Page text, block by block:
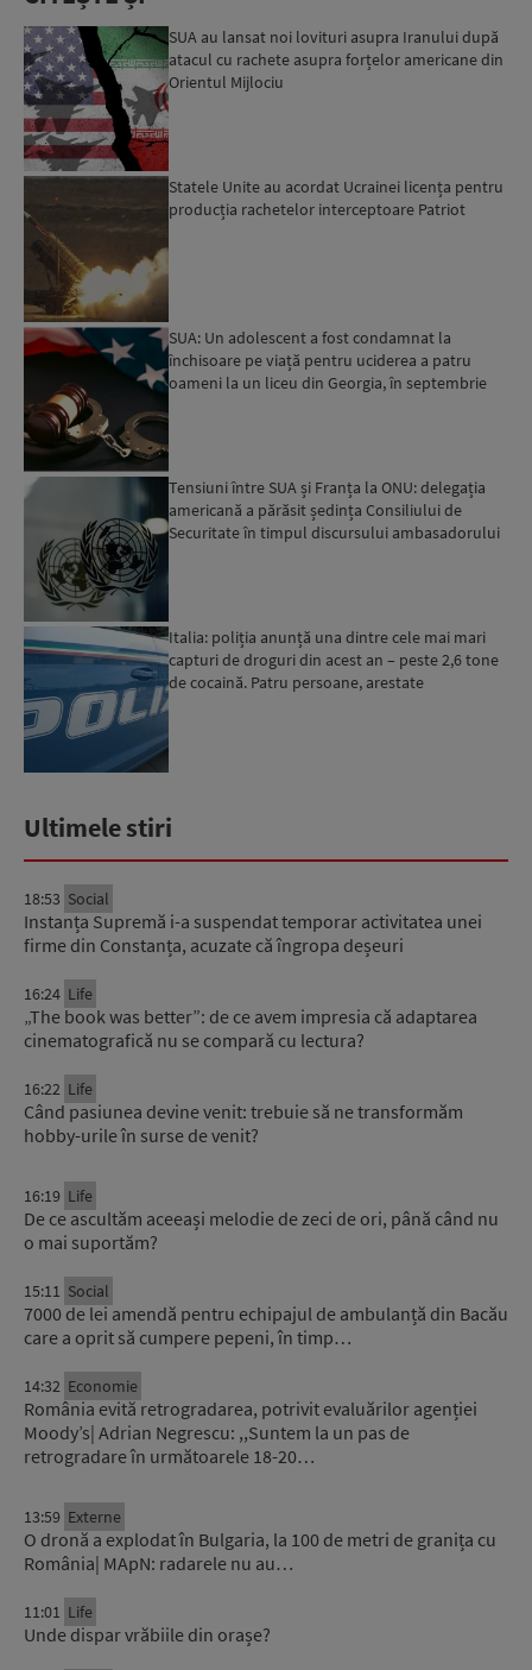
SUA au lansat noi lovituri asupra Iranului după
atacul cu rachete asupra forțelor americane din
Orientul Mijlociu
Statele Unite au acordat Ucrainei licența pentru
producția rachetelor interceptoare Patriot
SUA: Un adolescent a fost condamnat la
închisoare pe viață pentru uciderea a patru
oameni la un liceu din Georgia, în septembrie
Tensiuni între SUA și Franța la ONU: delegația
americană a părăsit ședința Consiliului de
Securitate în timpul discursului ambasadorului
Italia: poliția anunță una dintre cele mai mari
capturi de droguri din acest an – peste 2,6 tone
de cocaină. Patru persoane, arestate
Ultimele stiri
18:53 Social
Instanța Supremă i-a suspendat temporar activitatea unei
firme din Constanța, acuzate că îngropa deșeuri
16:24 Life
„The book was better”: de ce avem impresia că adaptarea
cinematografică nu se compară cu lectura?
16:22 Life
Când pasiunea devine venit: trebuie să ne transformăm
hobby-urile în surse de venit?
16:19 Life
De ce ascultăm aceeași melodie de zeci de ori, până când nu
o mai suportăm?
15:11 Social
7000 de lei amendă pentru echipajul de ambulanță din Bacău
care a oprit să cumpere pepeni, în timp…
14:32 Economie
România evită retrogradarea, potrivit evaluărilor agenției
Moody’s| Adrian Negrescu: ,,Suntem la un pas de
retrogradare în următoarele 18-20…
13:59 Externe
O dronă a explodat în Bulgaria, la 100 de metri de granița cu
România| MApN: radarele nu au…
11:01 Life
Unde dispar vrăbiile din orașe?